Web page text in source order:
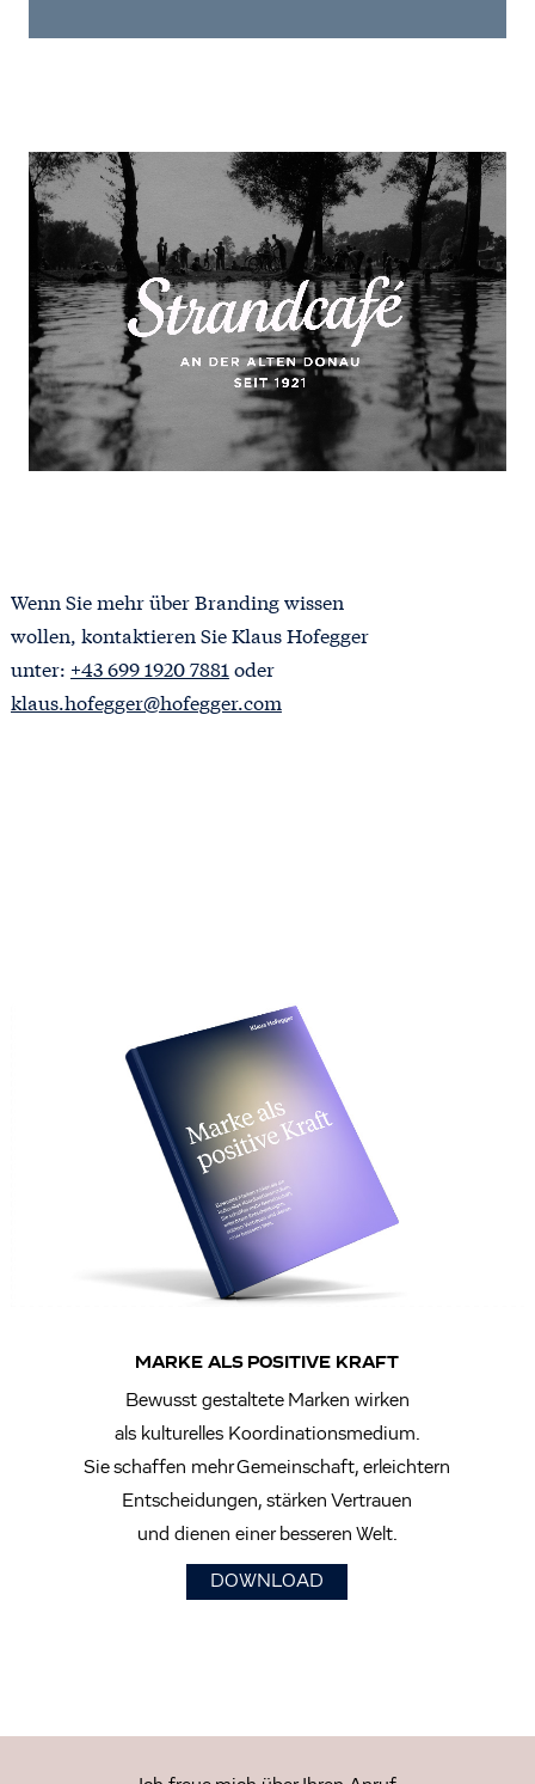
Wenn Sie mehr über Branding wissen
wollen, kontaktieren Sie Klaus Hofegger
unter: +43 699 1920 7881 oder
klaus.hofegger@hofegger.com
MARKE ALS POSITIVE KRAFT
Bewusst gestaltete Marken wirken
als kulturelles Koordinationsmedium.
Sie schaffen mehr Gemeinschaft, erleichtern
Entscheidungen, stärken Vertrauen
und dienen einer besseren Welt.
DOWNLOAD